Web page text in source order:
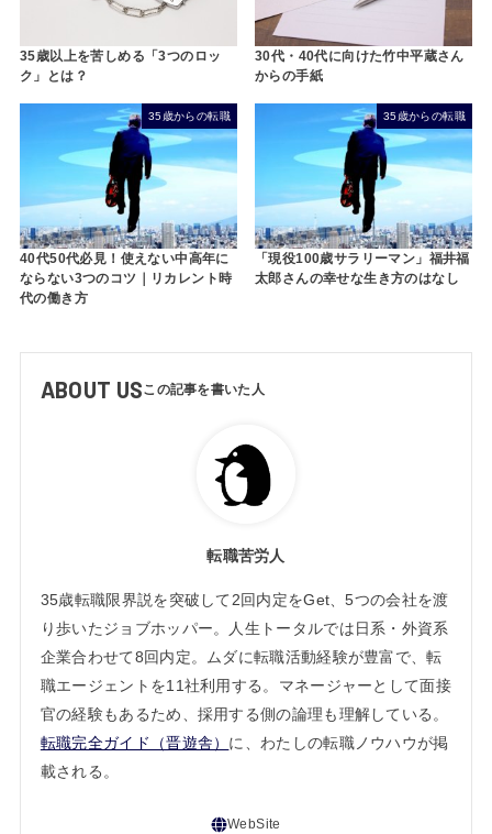
35歳以上を苦しめる「3つのロッ
ク」とは？
30代・40代に向けた竹中平蔵さん
からの手紙
35歳からの転職
40代50代必見！使えない中高年に
ならない3つのコツ｜リカレント時
代の働き方
35歳からの転職
「現役100歳サラリーマン」福井福
太郎さんの幸せな生き方のはなし
ABOUT US
転職苦労人
35歳転職限界説を突破して2回内定をGet、5つの会社を渡
り歩いたジョブホッパー。人生トータルでは日系・外資系
企業合わせて8回内定。ムダに転職活動経験が豊富で、転
職エージェントを11社利用する。マネージャーとして面接
官の経験もあるため、採用する側の論理も理解している。
転職完全ガイド（晋遊舎） に、わたしの転職ノウハウが掲
載される。